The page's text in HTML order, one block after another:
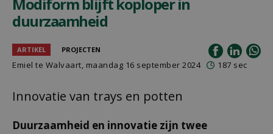
duurzaamheid
ARTIKEL PROJECTEN
Emiel te Walvaart, maandag 16 september 2024 187 sec
Innovatie van trays en potten
Duurzaamheid en innovatie zijn twee